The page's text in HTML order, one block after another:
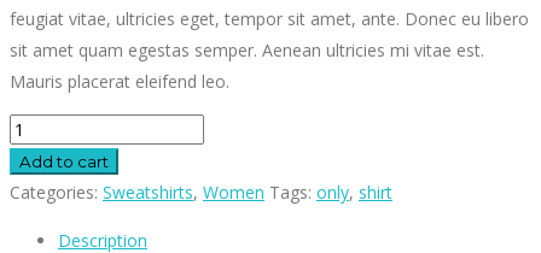
feugiat vitae, ultricies eget, tempor sit amet, ante. Donec eu libero
sit amet quam egestas semper. Aenean ultricies mi vitae est.
Mauris placerat eleifend leo.
Follow
Shirt
quantity
Add to cart
Categories: Sweatshirts, Women Tags: only, shirt
Description